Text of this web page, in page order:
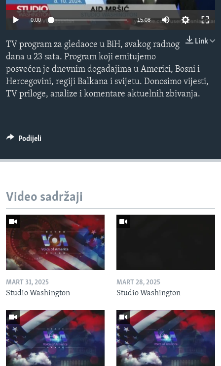
MAGAZIN
Learning English
PRATITE NAS
0:00 15:08
Link
TV program za gledaoce u BiH, svakog radnog
dana u 23 sata. Program koji emitujemo
posvećen je dnevnim događajima u Americi, Bosni i
Hercegovini, regiji Balkana i svijetu. Donosimo vijesti,
TV priloge, analize i komentare aktuelnih zbivanja.
Podijeli
Video sadržaji
MART 31, 2025
Studio Washington
MART 28, 2025
Studio Washington